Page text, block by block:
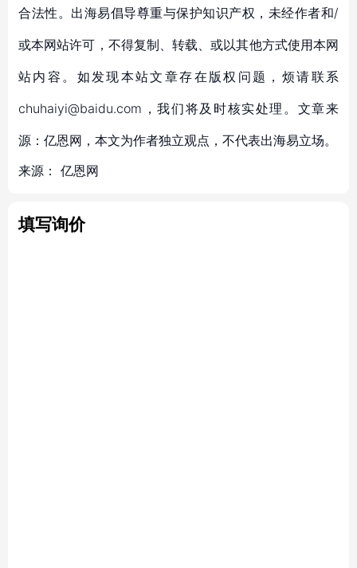
合法性。出海易倡导尊重与保护知识产权，未经作者和/
或本网站许可，不得复制、转载、或以其他方式使用本网
站内容。如发现本站文章存在版权问题，烦请联系
chuhaiyi@baidu.com，我们将及时核实处理。文章来
源：亿恩网，本文为作者独立观点，不代表出海易立场。
来源： 亿恩网
填写询价